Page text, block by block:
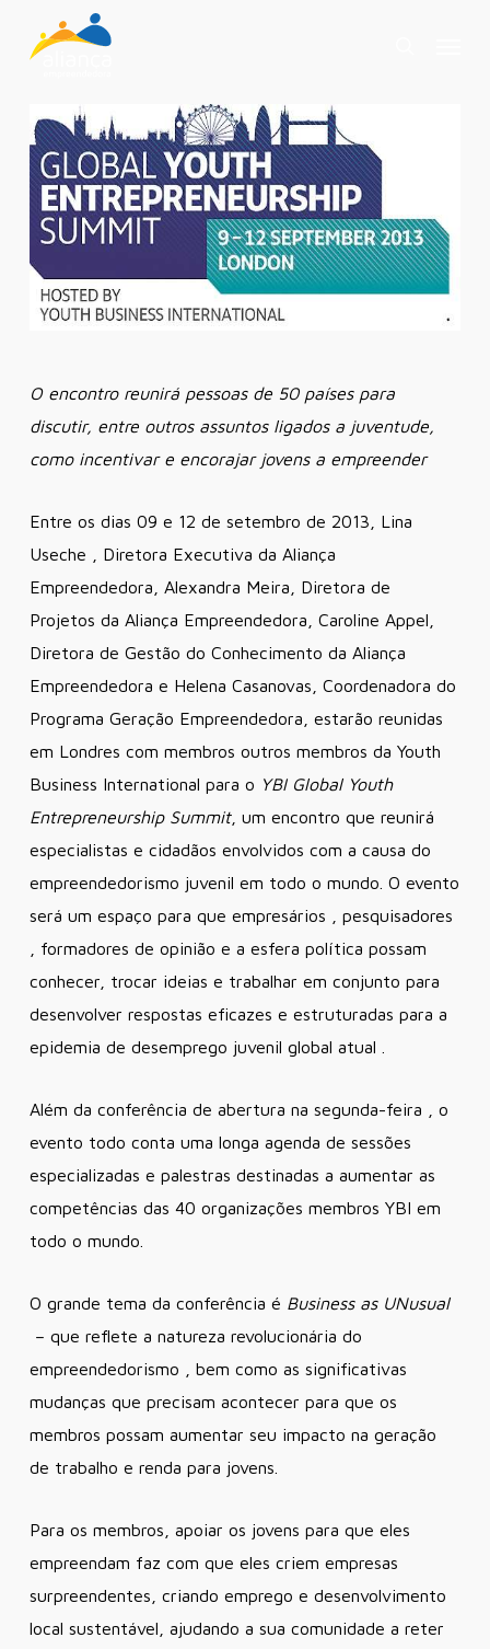
content
O encontro reunirá pessoas de 50 países para
discutir, entre outros assuntos ligados a juventude,
como incentivar e encorajar jovens a empreender
Entre os dias 09 e 12 de setembro de 2013, Lina
Useche , Diretora Executiva da Aliança
Empreendedora, Alexandra Meira, Diretora de
Projetos da Aliança Empreendedora, Caroline Appel,
Diretora de Gestão do Conhecimento da Aliança
Empreendedora e Helena Casanovas, Coordenadora do
Programa Geração Empreendedora, estarão reunidas
em Londres com membros outros membros da Youth
Business International para o YBI Global Youth
Entrepreneurship Summit, um encontro que reunirá
especialistas e cidadãos envolvidos com a causa do
empreendedorismo juvenil em todo o mundo. O evento
será um espaço para que empresários , pesquisadores
, formadores de opinião e a esfera política possam
conhecer, trocar ideias e trabalhar em conjunto para
desenvolver respostas eficazes e estruturadas para a
epidemia de desemprego juvenil global atual .
Além da conferência de abertura na segunda-feira , o
evento todo conta uma longa agenda de sessões
especializadas e palestras destinadas a aumentar as
competências das 40 organizações membros YBI em
todo o mundo.
O grande tema da conferência é Business as UNusual
– que reflete a natureza revolucionária do
empreendedorismo , bem como as significativas
mudanças que precisam acontecer para que os
membros possam aumentar seu impacto na geração
de trabalho e renda para jovens.
Para os membros, apoiar os jovens para que eles
empreendam faz com que eles criem empresas
surpreendentes, criando emprego e desenvolvimento
local sustentável, ajudando a sua comunidade a reter